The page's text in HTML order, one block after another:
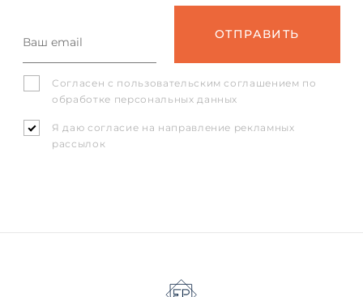
Согласен с пользовательским соглашением по
обработке персональных данных
Я даю согласие на направление рекламных
рассылок